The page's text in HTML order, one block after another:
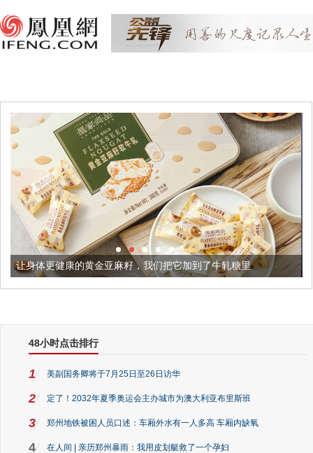
亚麻籽，我们把它加到了牛轧糖里 被列入佛家七宝的它
48小时点击排行
1 美副国务卿将于7月25日至26日访华
2 定了！2032年夏季奥运会主办城市为澳大利亚布里斯班
3 郑州地铁被困人员口述：车厢外水有一人多高 车厢内缺氧
4 在人间 | 亲历郑州暴雨：我用皮划艇救了一个孕妇